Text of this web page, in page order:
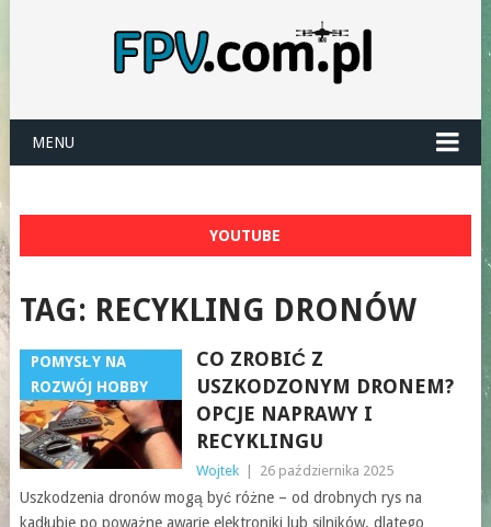
MENU
YOUTUBE
TAG: RECYKLING DRONÓW
POMYSŁY NA
ROZWÓJ HOBBY
CO ZROBIĆ Z
USZKODZONYM DRONEM?
OPCJE NAPRAWY I
RECYKLINGU
Wojtek 26 października 2025
Uszkodzenia dronów mogą być różne – od drobnych rys na
kadłubie po poważne awarie elektroniki lub silników, dlatego